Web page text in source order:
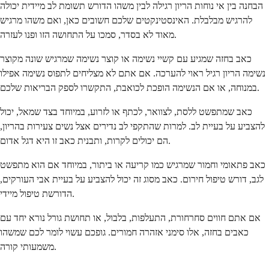
הבחנה בין אי נוחות הריון רגילה לבין משהו הדורש תשומת לב מיידית יכולה
להרגיש מבלבלת. האינסטינקטים שלכם חשובים כאן, ואם משהו מרגיש
מאוד לא בסדר, סמכו על התחושה הזו ופנו לעזרה.
כאב בחזה שמגיע עם קשיי נשימה או קוצר נשימה שמרגיש שונה מקוצר
נשימה הריון רגיל ראוי להערכה. אם אתם לא מצליחים לתפוס נשימה אפילו
במנוחה, או אם הנשימה הופכת לכואבת, התקשרו לספק הבריאות שלכם.
כאב שמתפשט ללסת, לצוואר, לכתף או לזרוע, במיוחד בצד שמאל, יכול
להצביע על בעיית לב. למרות שהתקפי לב נדירים אצל נשים צעירות בהריון,
הם יכולים לקרות, ותבנית כאב זו היא דגל אדום.
כאב פתאומי וחמור שמרגיש כמו קריעה או ביתור, במיוחד אם הוא מתפשט
לגב, דורש טיפול חירום. כאב מסוג זה יכול להצביע על בעיית אבי העורקים,
הדורשת טיפול מיידי.
אם אתם חווים סחרחורת, התעלפות, בלבול, או תחושת גורל נורא יחד עם
כאבים בחזה, אלו סימני אזהרה חמורים. גופכם עשוי לומר לכם שמשהו
משמעותי קורה.